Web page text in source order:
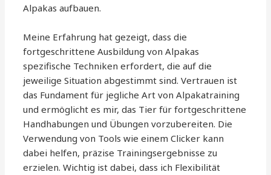
Alpakas aufbauen.
Meine Erfahrung hat gezeigt, dass die
fortgeschrittene Ausbildung von Alpakas
spezifische Techniken erfordert, die auf die
jeweilige Situation abgestimmt sind. Vertrauen ist
das Fundament für jegliche Art von Alpakatraining
und ermöglicht es mir, das Tier für fortgeschrittene
Handhabungen und Übungen vorzubereiten. Die
Verwendung von Tools wie einem Clicker kann
dabei helfen, präzise Trainingsergebnisse zu
erzielen. Wichtig ist dabei, dass ich Flexibilität